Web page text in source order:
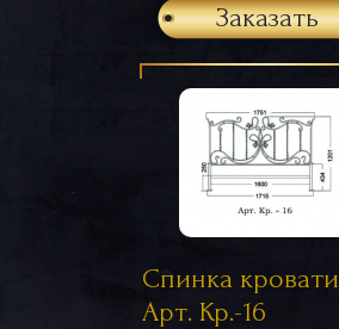
Заказать
Спинка кровати
Арт. Кр.-16